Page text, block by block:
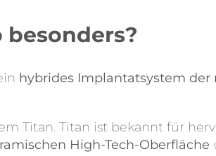
hybrides Implantatsystem der
Titan. Titan ist bekannt für
High-Tech-Oberfläche